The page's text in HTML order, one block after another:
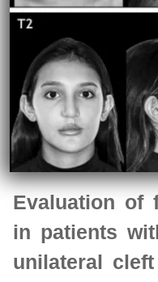
Evaluation of
in patients
unilateral